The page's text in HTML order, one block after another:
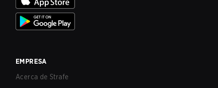
EMPRESA
Acerca de Strafe